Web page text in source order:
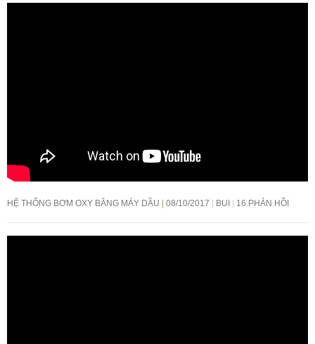
HỆ THỐNG BƠM OXY BẰNG MÁY DẦU 08/10/2017 BUI 16 PHẢN HỒI